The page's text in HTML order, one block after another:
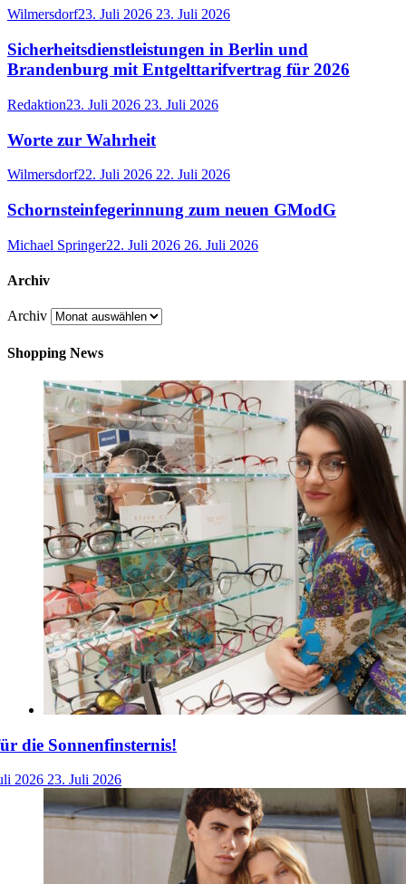
Wilmersdorf23. Juli 2026 23. Juli 2026
Sicherheitsdienstleistungen in Berlin und
Brandenburg mit Entgelttarifvertrag für 2026
Redaktion23. Juli 2026 23. Juli 2026
Worte zur Wahrheit
Wilmersdorf22. Juli 2026 22. Juli 2026
Schornsteinfegerinnung zum neuen GModG
Michael Springer22. Juli 2026 26. Juli 2026
Archiv
Archiv
Shopping News
die Sonnenfinsternis!
2026 23. Juli 2026